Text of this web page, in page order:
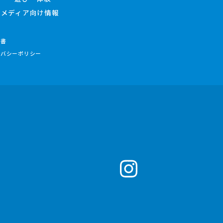
メディア向け情報
シーポリシー